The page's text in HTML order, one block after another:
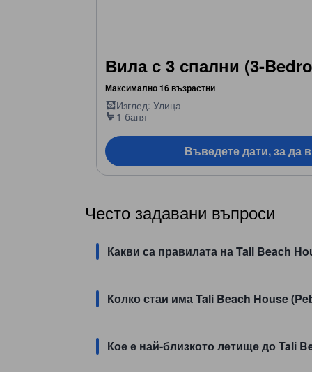
Вила с 3 спални (3-
Максимално 16 възрастни
Изглед: Улица
1 баня
Въведете дати, за да
Често задавани въпроси
Какви са правилата на Tali Beach
Колко стаи има Tali Beach House
Кое е най-близкото летище до Tali